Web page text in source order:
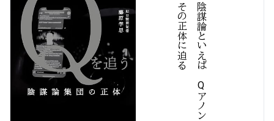
陰
謀
論
と
い
え
ば
、
Q
ア
ノ
ン
そ
の
正
体
に
迫
る